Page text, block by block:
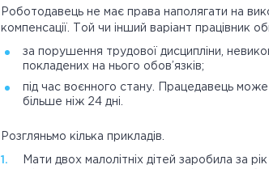
Роботодавець не має права наполягати на
компенсації. Той чи інший варіант працівник
за порушення трудової дисципліни,
покладених на нього обов’язків;
під час воєнного стану. Працедавець може
більше ніж 24 дні.
Розгляньмо кілька прикладів.
Мати двох малолітніх дітей заробила за